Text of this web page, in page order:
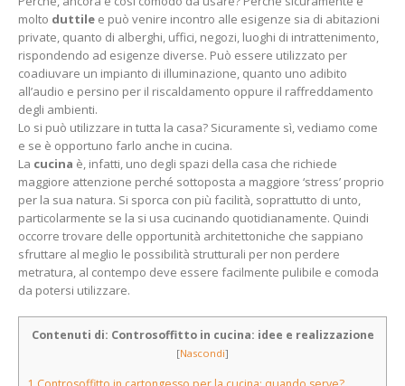
molto duttile e può venire incontro alle esigenze sia di abitazioni
private, quanto di alberghi, uffici, negozi, luoghi di intrattenimento,
rispondendo ad esigenze diverse. Può essere utilizzato per
coadiuvare un impianto di illuminazione, quanto uno adibito
all’audio e persino per il riscaldamento oppure il raffreddamento
degli ambienti.
Lo si può utilizzare in tutta la casa? Sicuramente sì, vediamo come
e se è opportuno farlo anche in cucina.
La cucina è, infatti, uno degli spazi della casa che richiede
maggiore attenzione perché sottoposta a maggiore ‘stress’ proprio
per la sua natura. Si sporca con più facilità, soprattutto di unto,
particolarmente se la si usa cucinando quotidianamente. Quindi
occorre trovare delle opportunità architettoniche che sappiano
sfruttare al meglio le possibilità strutturali per non perdere
metratura, al contempo deve essere facilmente pulibile e comoda
da potersi utilizzare.
Contenuti di: Controsoffitto in cucina: idee e realizzazione
[Nascondi]